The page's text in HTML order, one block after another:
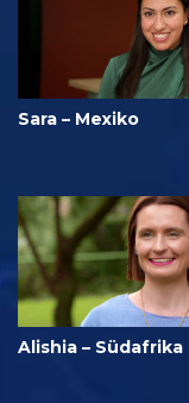
Sara – Mexiko
Alishia – Südafrika